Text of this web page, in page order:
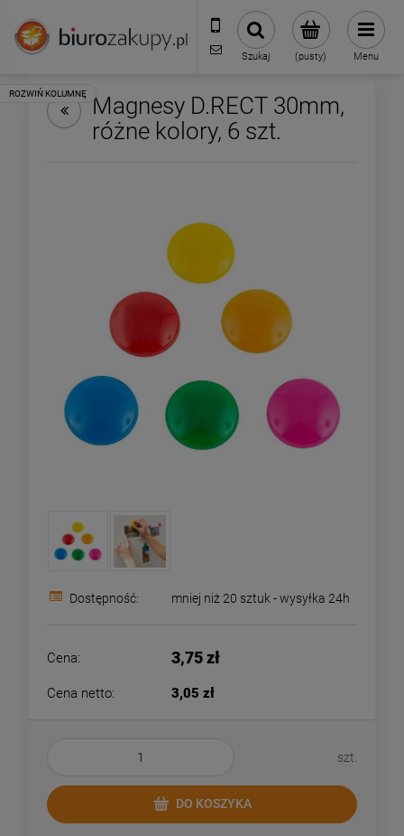
32 70 50 250
sklep@biurozakupy.pl
(pusty)
Szukaj Menu
Magnesy D.RECT 30mm,
różne kolory, 6 szt.
Dostępność: mniej niż 20 sztuk - wysyłka 24h
Cena: 3,75 zł
Cena netto: 3,05 zł
szt.
DO KOSZYKA